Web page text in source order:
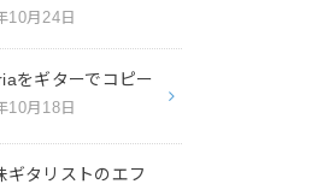
10月24日
をギターでコピー
10月18日
ギタリストのエフ